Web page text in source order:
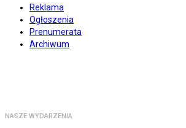
Reklama
Ogłoszenia
Prenumerata
Archiwum
NASZE WYDARZENIA